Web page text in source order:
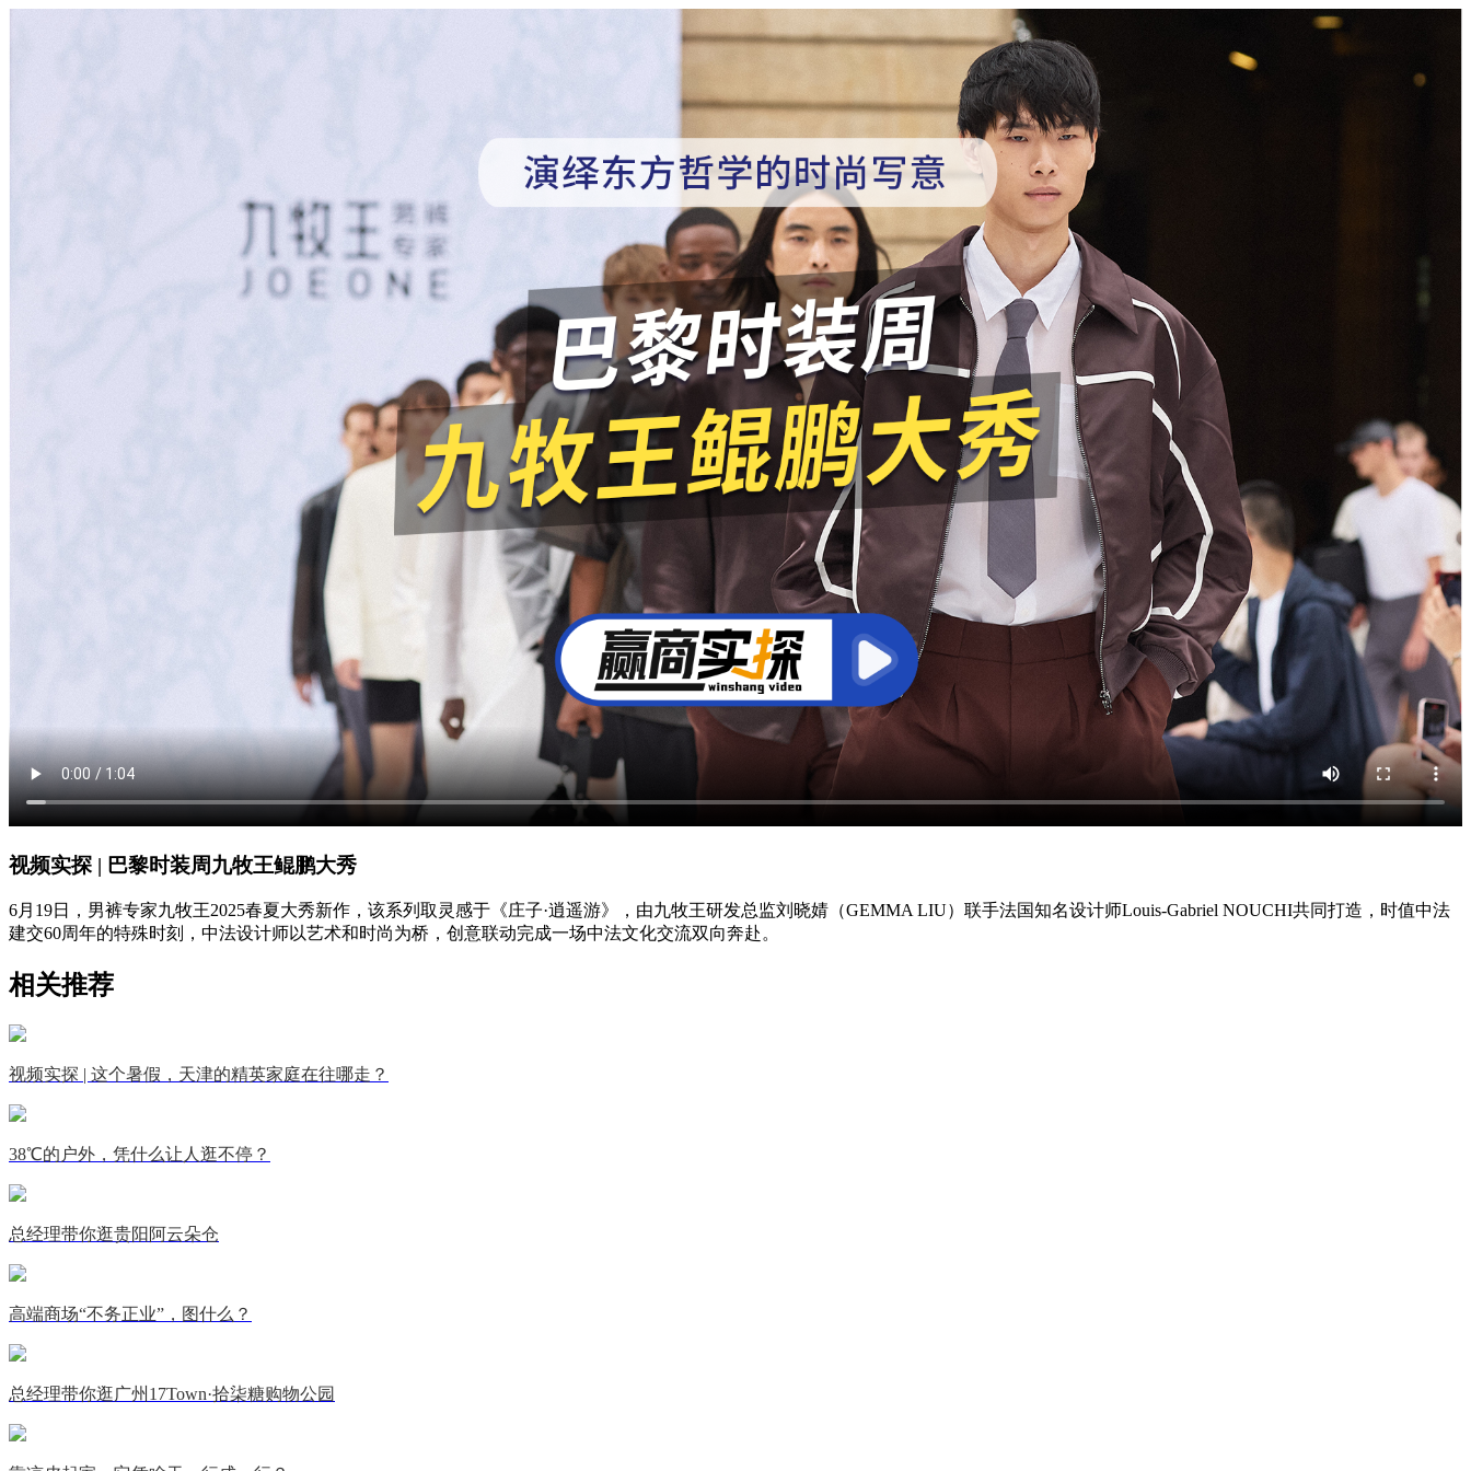
视频实探 | 巴黎时装周九牧王鲲鹏大秀
6月19日，男裤专家九牧王2025春夏大秀新作，该系列取灵感于《庄子·逍遥游》，由九牧王研发总监刘晓婧（GEMMA LIU）联手法国知名设计师Louis-Gabriel NOUCHI共同打造，时值中法
建交60周年的特殊时刻，中法设计师以艺术和时尚为桥，创意联动完成一场中法文化交流双向奔赴。
相关推荐
视频实探 | 这个暑假，天津的精英家庭在往哪走？
38℃的户外，凭什么让人逛不停？
总经理带你逛贵阳阿云朵仓
高端商场“不务正业”，图什么？
总经理带你逛广州17Town·拾柒糖购物公园